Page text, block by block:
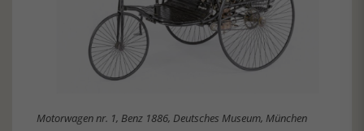
Motorwagen nr. 1, Benz 1886, Deutsches Museum, München